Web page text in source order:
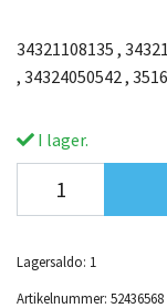
34321108135 ,
, 34324050542 ,
I lager.
Lagersaldo: 1
Artikelnummer: 52436568